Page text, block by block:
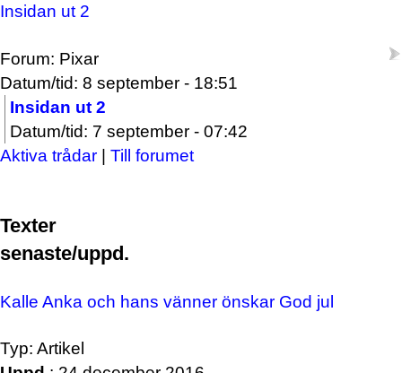
Insidan ut 2
Forum: Pixar
Datum/tid: 8 september - 18:51
Insidan ut 2
Datum/tid: 7 september - 07:42
Aktiva trådar | Till forumet
Texter
senaste/uppd.
Kalle Anka och hans vänner önskar God jul
Typ: Artikel